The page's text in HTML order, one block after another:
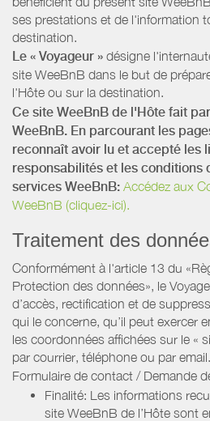
ses prestations et de l'information
destination.
Le « Voyageur » désigne
site WeeBnB dans le but de
l'Hôte ou sur la destination.
Ce site WeeBnB de l'Hôte fait
WeeBnB. En parcourant les
reconnaît avoir lu et accepté les
responsabilités et les conditions
services WeeBnB: Accédez aux
WeeBnB (cliquez-ici).
Traitement des
Conformément à l'article 13 du
Protection des données», le
d’accès, rectification et de
qui le concerne, qu’il peut exercer
les coordonnées affichées sur le «
par courrier, téléphone ou par email.
Formulaire de contact / Demande
Finalité: Les informations
site WeeBnB de l’Hôte sont